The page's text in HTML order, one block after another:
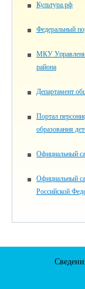
Культура.рф
Федеральный
МКУ
района
Департамент
Портал
образования
Официальный
Официальный
Российской